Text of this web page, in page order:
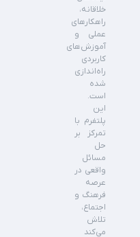
خلاقانه،
راهکارهای
عملی و
آموزش‌های
کاربردی
راه‌اندازی
شده
است.
این
پلتفرم با
تمرکز بر
حل
مسائل
واقعی در
عرصه
فرهنگ و
اجتماع،
تلاش
می‌کند